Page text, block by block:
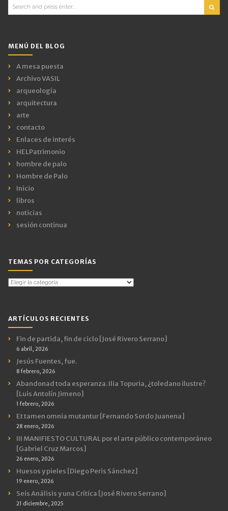
Search
for:
MENÚ DEL BLOG
A mesa puesta
Archivo VASIL
arqueología
arquitectura
arte
contacto
Enlaces de interés
HELPatrimonio
hombre de palo
Hombre de Palo
Inicio
libros
noticias
sesión continua
TEMAS POR CATEGORÍAS
Temas
ARTÍCULOS RECIENTES
Fin de partida, fin de ciclo [José Rivero Serrano]
6 abril, 2026
Jesús Fuentes, fue.
8 febrero, 2026
Abandonad toda esperanza. Ilia Topuria, ¿toledano ilustre?
[Luis Antolín Jimeno]
1 febrero, 2026
Et tamen omnia mutantur [Fernando Sordo Juanena]
28 enero, 2026
III MANIFIESTO CULTURAL por el arte público contemporáneo
[Gabriel Cruz Marcos]
26 enero, 2026
Huesos y pieles [Diego Peris Sánchez]
19 enero, 2026
Seis Análisis y una Crítica [José Rivero Serrano]
21 diciembre, 2025